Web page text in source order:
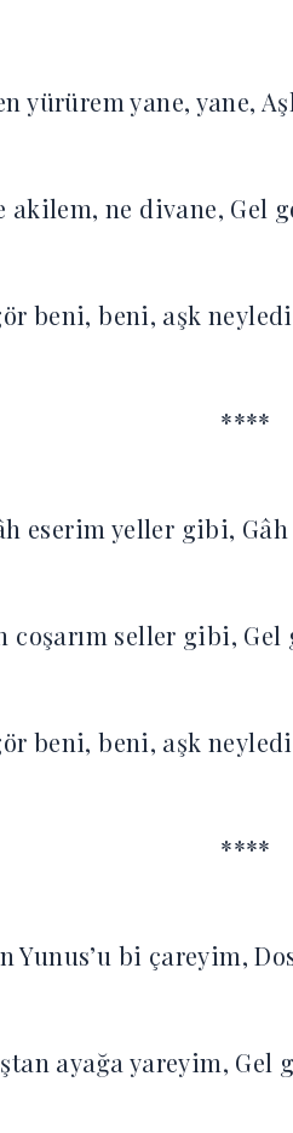
yürürem yane, yane,
akilem, ne divane, Gel
beni, beni, aşk
****
eserim yeller gibi,
coşarım seller gibi,
beni, beni, aşk
****
Yunus’u bi çareyim,
ayağa yareyim, Gel